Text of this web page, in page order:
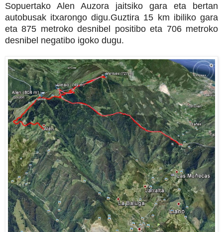
Sopuertako Alen Auzora jaitsiko gara eta bertan
autobusak itxarongo digu.Guztira 15 km ibiliko gara
eta 875 metroko desnibel positibo eta 706 metroko
desnibel negatibo igoko dugu.